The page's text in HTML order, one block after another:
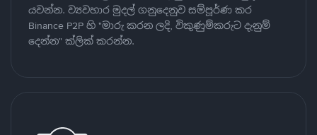
යවන්න. ව්‍යවහාර මුදල් ගනුදෙනුව සම්පූර්ණ කර
Binance P2P හි "මාරු කරන ලදි, විකුණුම්කරුට දැනුම්
දෙන්න" ක්ලික් කරන්න.